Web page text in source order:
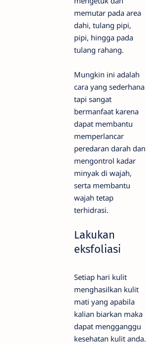
memutar pada area
dahi, tulang pipi,
pipi, hingga pada
tulang rahang.
Mungkin ini adalah
cara yang sederhana
tapi sangat
bermanfaat karena
dapat membantu
memperlancar
peredaran darah dan
mengontrol kadar
minyak di wajah,
serta membantu
wajah tetap
terhidrasi.
Lakukan
eksfoliasi
Setiap hari kulit
menghasilkan kulit
mati yang apabila
kalian biarkan maka
dapat mengganggu
kesehatan kulit anda.